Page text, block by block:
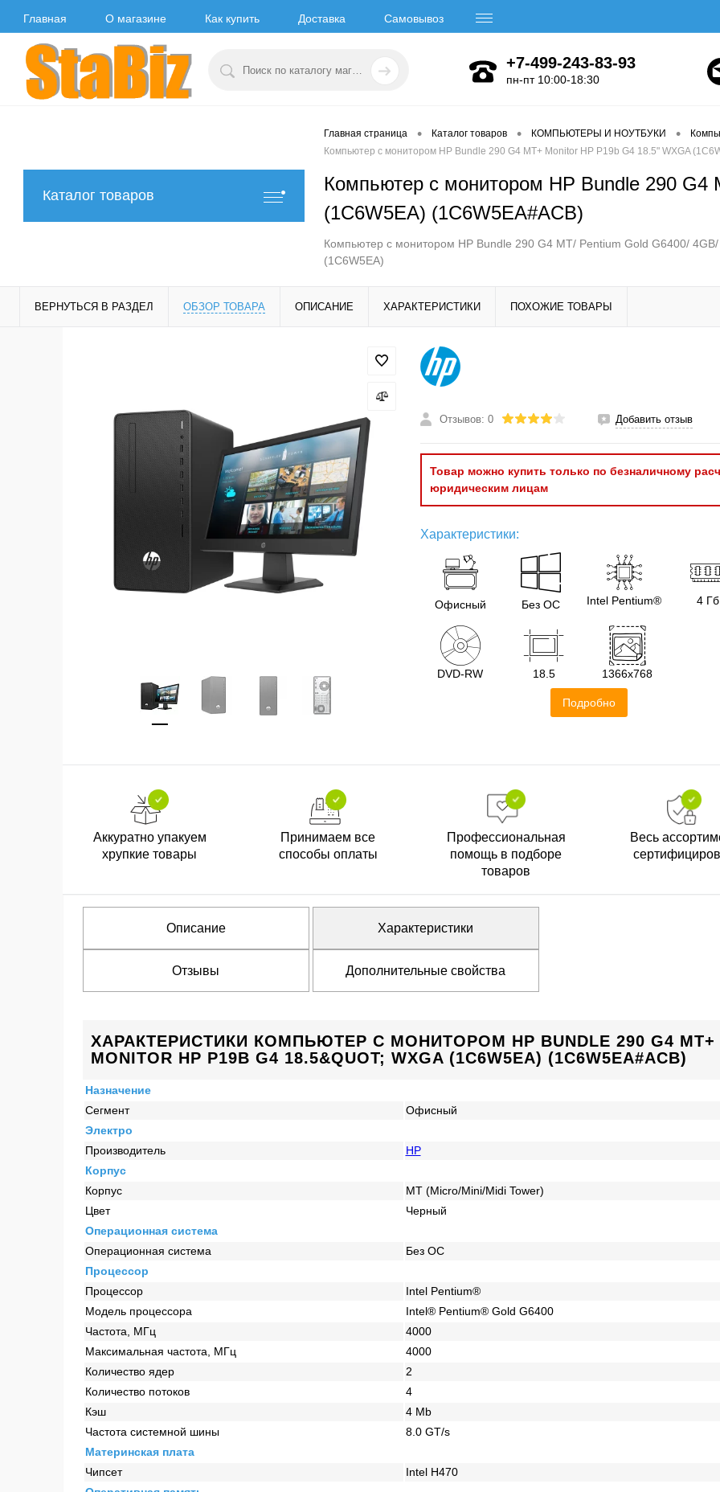
Главная О магазине Как купить Доставка Самовывоз
+7-499-243-83-93
пн-пт 10:00-18:30
Каталог товаров
Главная страница • Каталог товаров • КОМПЬЮТЕРЫ И НОУТБУКИ •
Компьютер с монитором HP Bundle 290 G4 MT+ Monitor HP P19b G4 18.5" WXGA
Компьютер с монитором HP Bundle 290 G4
(1C6W5EA) (1C6W5EA#ACB)
Компьютер с монитором HP Bundle 290 G4 MT/ Pentium Gold G6400/
(1C6W5EA)
ВЕРНУТЬСЯ В РАЗДЕЛ ОБЗОР ТОВАРА ОПИСАНИЕ ХАРАКТЕРИСТИКИ ПОХОЖИЕ ТОВАРЫ
Отзывов: 0 Добавить отзыв
Товар можно купить только по безналичному
юридическим лицам
Характеристики:
Офисный Без ОС Intel Pentium® 4 Гб
DVD-RW 18.5 1366x768
Подробно
Аккуратно упакуем
хрупкие товары
Принимаем все
способы оплаты
Профессиональная
помощь в подборе
товаров
Весь
Описание Характеристики
Отзывы Дополнительные свойства
ХАРАКТЕРИСТИКИ КОМПЬЮТЕР С МОНИТОРОМ HP BUNDLE 290 G4 MT+
MONITOR HP P19B G4 18.5&QUOT; WXGA (1C6W5EA) (1C6W5EA#ACB)
Назначение
Сегмент
Офисный
Электро
Производитель
HP
Корпус
Корпус
MT (Micro/Mini/Midi Tower)
Цвет
Черный
Операционная система
Операционная система
Без ОС
Процессор
Процессор
Intel Pentium®
Модель процессора
Intel® Pentium® Gold G6400
Частота, МГц
4000
Максимальная частота, МГц
4000
Количество ядер
2
Количество потоков
4
Кэш
4 Mb
Частота системной шины
8.0 GT/s
Материнская плата
Чипсет
Intel H470